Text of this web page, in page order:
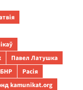
Павел Латушка
Расія
kamunikat.org